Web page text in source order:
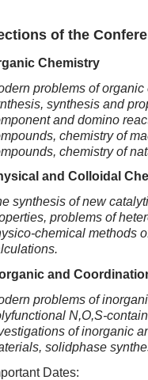
of the
Chemistry
problems of
synthesis and
and domino
chemistry of
chemistry of
and Colloidal
synthesis of new
problems of
chemical methods
and
problems of
N,O,S-
of inorganic
solidphase
Dates: